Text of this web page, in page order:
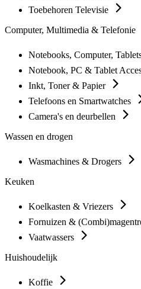
Toebehoren Televisie
Computer, Multimedia & Telefonie
Notebooks, Computer,
Notebook, PC & Tablet
Inkt, Toner & Papier
Telefoons en Smartwatches
Camera's en deurbellen
Wassen en drogen
Wasmachines & Drogers
Keuken
Koelkasten & Vriezers
Fornuizen &
Vaatwassers
Huishoudelijk
Koffie